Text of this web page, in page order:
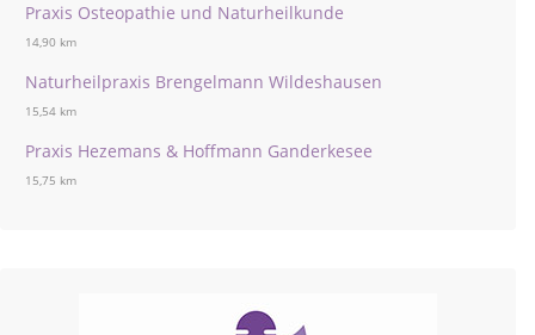
Praxis Osteopathie und Naturheilkunde
14,90 km
Naturheilpraxis Brengelmann Wildeshausen
15,54 km
Praxis Hezemans & Hoffmann Ganderkesee
15,75 km